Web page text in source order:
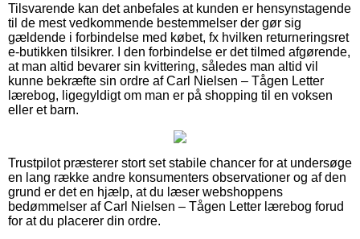
Tilsvarende kan det anbefales at kunden er hensynstagende
til de mest vedkommende bestemmelser der gør sig
gældende i forbindelse med købet, fx hvilken returneringsret
e-butikken tilsikrer. I den forbindelse er det tilmed afgørende,
at man altid bevarer sin kvittering, således man altid vil
kunne bekræfte sin ordre af Carl Nielsen – Tågen Letter
lærebog, ligegyldigt om man er på shopping til en voksen
eller et barn.
Trustpilot præsterer stort set stabile chancer for at undersøge
en lang række andre konsumenters observationer og af den
grund er det en hjælp, at du læser webshoppens
bedømmelser af Carl Nielsen – Tågen Letter lærebog forud
for at du placerer din ordre.